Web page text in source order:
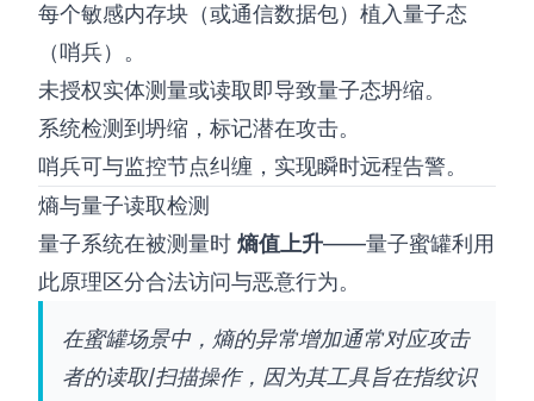
每个敏感内存块（或通信数据包）植入量子态
（哨兵）。
未授权实体测量或读取即导致量子态坍缩。
系统检测到坍缩，标记潜在攻击。
哨兵可与监控节点纠缠，实现瞬时远程告警。
熵与量子读取检测
量子系统在被测量时 熵值上升——量子蜜罐利用
此原理区分合法访问与恶意行为。
在蜜罐场景中，熵的异常增加通常对应攻击
者的读取/扫描操作，因为其工具旨在指纹识